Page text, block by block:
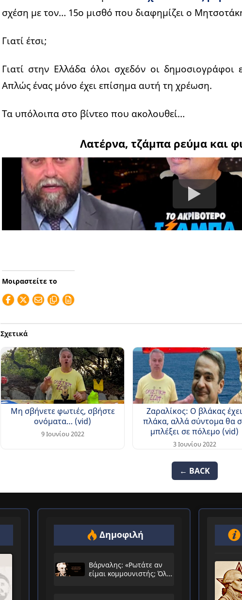
σχέση με τον… 15ο μισθό που διαφημίζει ο
Γιατί έτσι;
Γιατί στην Ελλάδα όλοι σχεδόν οι δημοσιογράφοι
Απλώς ένας μόνο έχει επίσημα αυτή τη χρέωση.
Τα υπόλοιπα στο βίντεο που ακολουθεί…
Λατέρνα, τζάμπα ρεύμα και
Μοιραστείτε το
Σχετικά
Μη σβήνετε φωτιές, σβήστε
ονόματα… (vid)
9 Ιουνίου 2022
Ζαραλίκος: Ο βλάκας έχει
πλάκα, αλλά σύντομα θα
μπλέξει σε πόλεμο (vid)
3 Ιουνίου 2022
← BACK
Δημοφιλή
Βάρναλης: «Ρωτάτε αν
είμαι κομμουνιστής; Όλο